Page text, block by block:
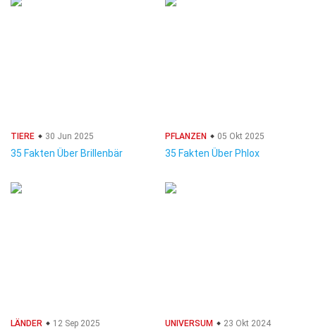
TIERE 30 Jun 2025
35 Fakten Über Brillenbär
PFLANZEN 05 Okt 2025
35 Fakten Über Phlox
LÄNDER 12 Sep 2025 UNIVERSUM 23 Okt 2024